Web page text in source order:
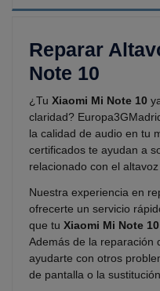
Reparar
Note 10
¿Tu Xiaomi Mi Note 10
claridad?
la calidad de audio en tu
certificados te ayudan a
relacionado con el
Nuestra experiencia en
ofrecerte un servicio
que tu Xiaomi Mi Note 10
Además de la reparación
ayudarte con otros
de pantalla o la